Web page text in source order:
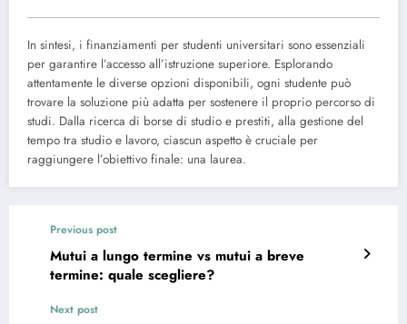
In sintesi, i finanziamenti per studenti universitari sono essenziali
per garantire l’accesso all’istruzione superiore. Esplorando
attentamente le diverse opzioni disponibili, ogni studente può
trovare la soluzione più adatta per sostenere il proprio percorso di
studi. Dalla ricerca di borse di studio e prestiti, alla gestione del
tempo tra studio e lavoro, ciascun aspetto è cruciale per
raggiungere l’obiettivo finale: una laurea.
Previous post
Mutui a lungo termine vs mutui a breve
termine: quale scegliere?
Next post